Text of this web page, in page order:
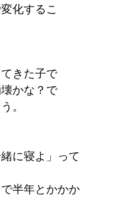
化するこ
きた子で
かな？で
。
に寝よ」って
半年とかかか